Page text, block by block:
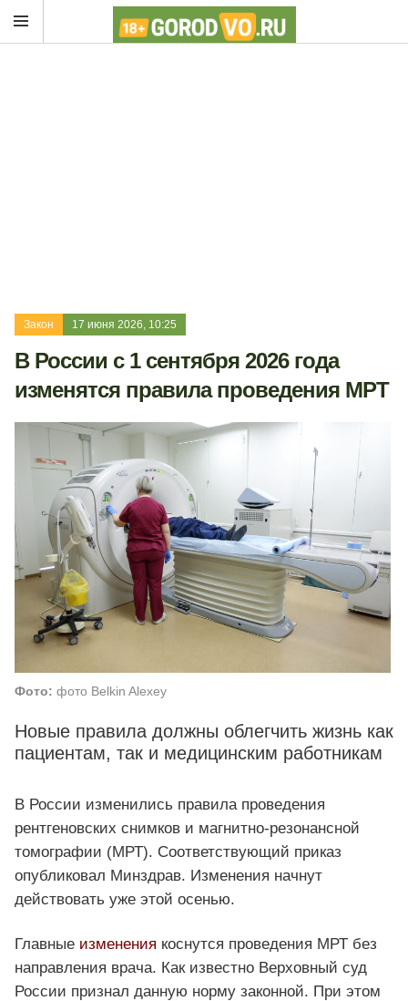
Закон 17 июня 2026, 10:25
В России с 1 сентября 2026 года
изменятся правила проведения МРТ
Фото: фото Belkin Alexey
Новые правила должны облегчить жизнь как
пациентам, так и медицинским работникам
В России изменились правила проведения
рентгеновских снимков и магнитно-резонансной
томографии (МРТ). Соответствующий приказ
опубликовал Минздрав. Изменения начнут
действовать уже этой осенью.
Главные изменения коснутся проведения МРТ без
направления врача. Как известно Верховный суд
России признал данную норму законной. При этом